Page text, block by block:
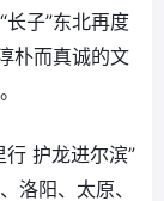
子”东北再度
朴而真诚的文
护龙进尔滨”
洛阳、太原、